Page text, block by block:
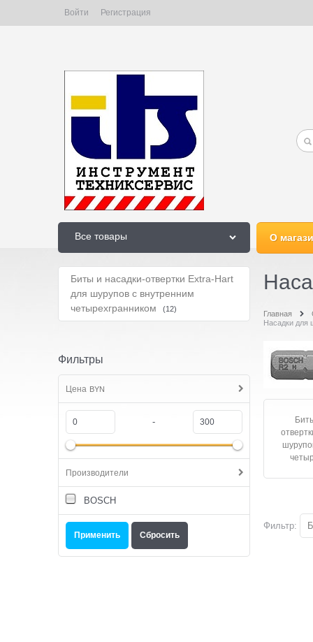
Войти Регистрация
Все товары О
Биты и насадки-отвертки Extra-Hart
для шурупов с внутренним
четырехгранником
(12)
Фильтры
Цена BYN
-
Производители
BOSCH
Главная
Насадки для
Фильтр: